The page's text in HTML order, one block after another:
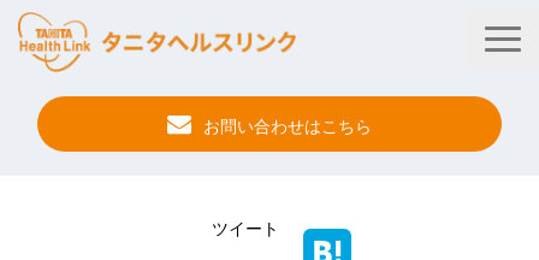
お問い合わせはこちら
法人・健保向けサービス
ツイート